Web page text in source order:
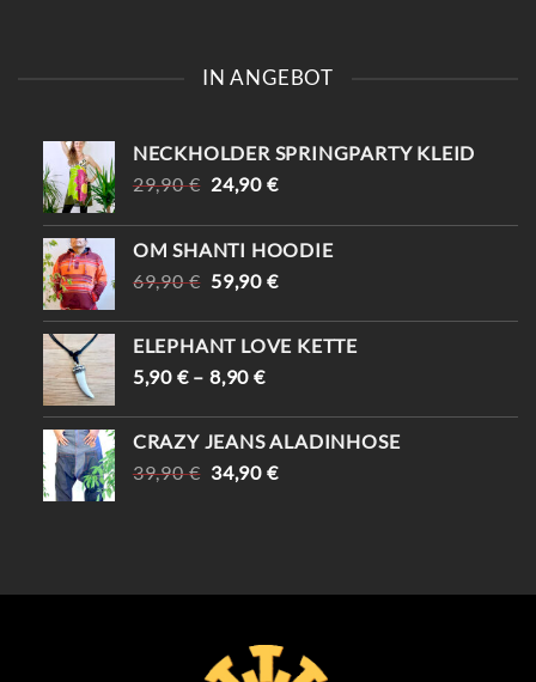
IN ANGEBOT
NECKHOLDER SPRINGPARTY KLEID
29,90€ URSPRÜNGLICHER
WAR:
29,90 €
24,90 €AKTUELLER
IST:
24,90 €.
OM SHANTI HOODIE
69,90€ URSPRÜNGLICHER
69,90 €
59,90 €AKTUELLER
59,90 €.
ELEPHANT LOVE KETTE
5,90 €–8,90€
CRAZY JEANS ALADINHOSE
39,90€ URSPRÜNGLICHER
34,90 €AKTUELLER